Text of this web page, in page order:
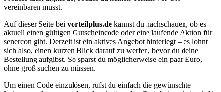
vereinbaren musst.
Auf dieser Seite bei vorteilplus.de kannst du nachschauen, ob es
aktuell einen gültigen Gutscheincode oder eine laufende Aktion für
senercon gibt. Derzeit ist ein aktives Angebot hinterlegt – es lohnt
sich also, einen kurzen Blick darauf zu werfen, bevor du deine
Bestellung aufgibst. So sparst du möglicherweise ein paar Euro,
ohne groß suchen zu müssen.
Um einen Code einzulösen, rufst du einfach die gewünschte